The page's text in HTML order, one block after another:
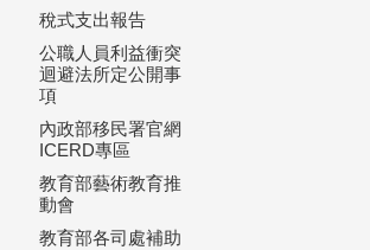
稅式支出報告
公職人員利益衝突
迴避法所定公開事
項
內政部移民署官網
ICERD專區
教育部藝術教育推
動會
教育部各司處補助